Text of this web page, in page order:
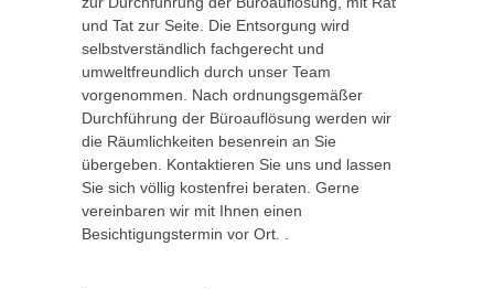
und Tat zur Seite. Die Entsorgung wird
selbstverständlich fachgerecht und
umweltfreundlich durch unser Team
vorgenommen. Nach ordnungsgemäßer
Durchführung der Büroauflösung werden wir
die Räumlichkeiten besenrein an Sie
übergeben. Kontaktieren Sie uns und lassen
Sie sich völlig kostenfrei beraten. Gerne
vereinbaren wir mit Ihnen einen
Besichtigungstermin vor Ort. .